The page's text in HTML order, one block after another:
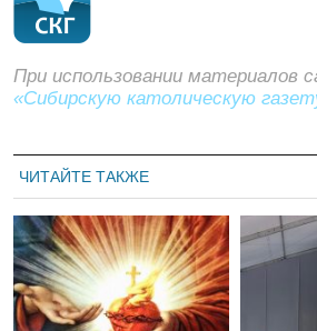
При использовании материалов
«Сибирскую католическую
ЧИТАЙТЕ ТАКЖЕ